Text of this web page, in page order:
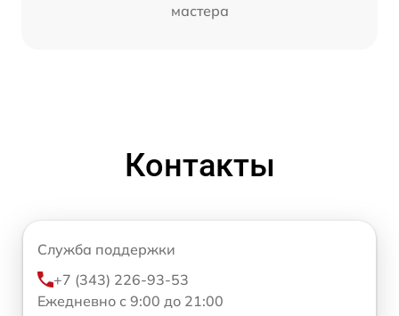
мастера
Контакты
Служба поддержки
+7 (343) 226-93-53
Ежедневно с 9:00 до 21:00